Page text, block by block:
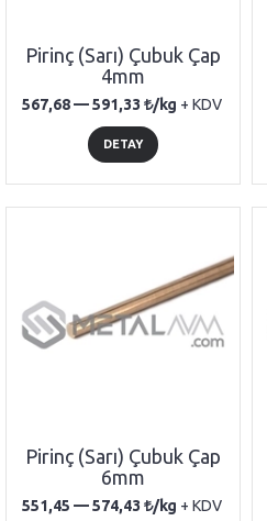
Pirinç (Sarı) Çubuk Çap
4mm
567,68 —591,33 /kg + KDV
DETAY
Pirinç (Sarı) Çubuk Çap
6mm
551,45 —574,43 /kg + KDV